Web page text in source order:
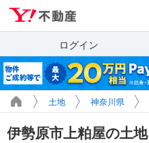
ログイン
土地 神奈川県
伊勢原市上粕屋の土地